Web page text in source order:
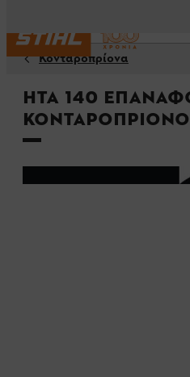
Κονταροπρίονα
HTA 140
Κονταροπρίονο